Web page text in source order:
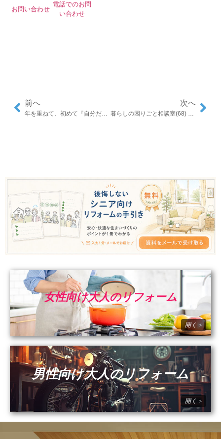
お問い合わせ
電話でのお問
い合わせ
前へ
年を重ねて、初めて『自分だけの作業空間』を持ちました
次へ
暮らしの困りごと相談室(68) 木の家具・フローリングを守るための湿気管理
女性向け大人のリフォーム
男性向け大人のリフォーム